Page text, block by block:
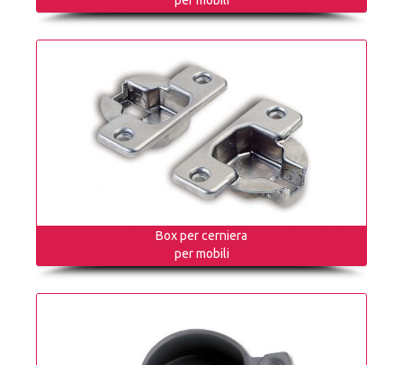
Box per cerniera
per mobili